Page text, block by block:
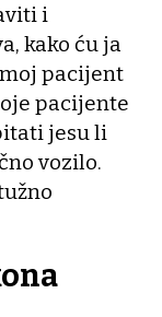
i
kako ću ja
pacijent
pacijente
jesu li
vozilo.